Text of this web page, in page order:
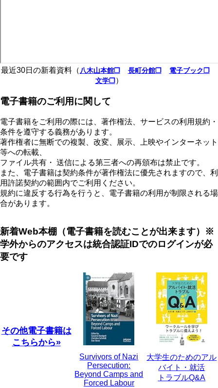
最近30日の新着資料（八木山本館❐ 長町分館❐
電子ブック❐
文学❐）
電子書籍のご利用に関して
電子書籍をご利用の際には、著作権法、サービスの利用規約・
条件を遵守する義務があります。
著作権者に無断での複製、改変、展示、上映やインターネット
等への転載、
ファイル共有・ 送信による第三者への再頒布は禁止です。
また、電子書籍は契約条件が著作権法に優先されますので、利
用許諾契約の範囲内でご利用ください。
規約に違反する行為を行うと、電子書籍の利用が制限される場
合があります。
新着Web本棚（電子書籍を読むことが出来ます）※
学外からのアクセスは統合認証IDでのログインが必
要です
その他電子書籍は
こちらから»
Survivors of Nazi
Persecution:
Beyond Camps and
Forced Labour
大学生のためのアル
バイト・就活
トラブルQ&A